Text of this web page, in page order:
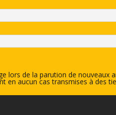
lors de la parution de nouveaux
en aucun cas transmises à des